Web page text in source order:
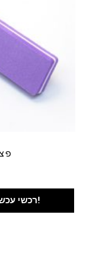
רכשי עכשיו!